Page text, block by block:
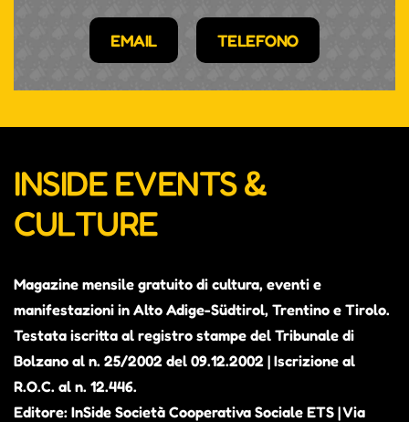
EMAIL TELEFONO
INSIDE EVENTS &
CULTURE
Magazine mensile gratuito di cultura, eventi e
manifestazioni in Alto Adige-Südtirol, Trentino e Tirolo.
Testata iscritta al registro stampe del Tribunale di
Bolzano al n. 25/2002 del 09.12.2002 | Iscrizione al
R.O.C. al n. 12.446.
Editore: InSide Società Cooperativa Sociale ETS | Via